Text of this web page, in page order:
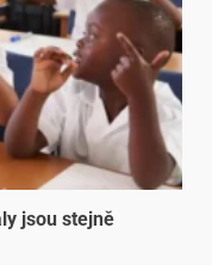
jsou stejně